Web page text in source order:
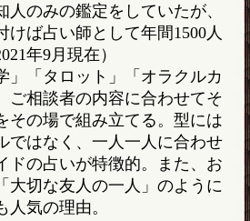
人のみの鑑定をしていたが、
けば占い師として年間1500人
年9月現在）
」「タロット」「オラクルカ
ご相談者の内容に合わせてそ
その場で組み立てる。型には
ではなく、一人一人に合わせ
ドの占いが特徴的。また、お
大切な友人の一人」のように
気の理由。